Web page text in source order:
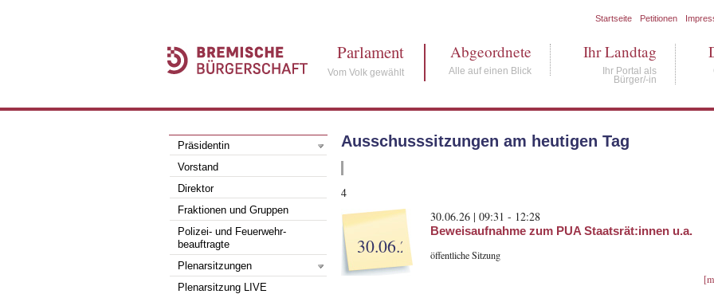
Startseite Petitionen
Parlament
Vom Volk gewählt
Abgeordnete
Alle auf einen Blick
Ihr Landtag
Ihr Portal als
Bürger/-in
Präsidentin
Vorstand
Direktor
Fraktionen und Gruppen
Polizei- und Feuerwehr-
beauftragte
Plenarsitzungen
Plenarsitzung LIVE
Ausschusssitzungen am heutigen Tag
4
30.06.26
30.06.26 | 09:31 - 12:28
Beweisaufnahme zum PUA Staatsrät:innen u.a.
öffentliche Sitzung